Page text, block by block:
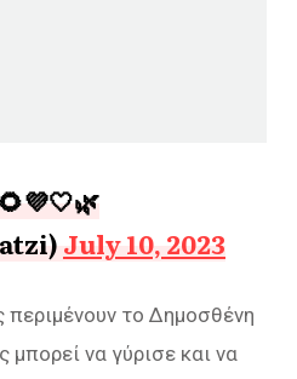
July 10, 2023
το Δημοσθένη
μπορεί να γύρισε και να